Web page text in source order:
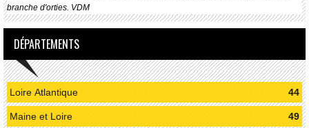
branche d'orties. VDM
DÉPARTEMENTS
Loire Atlantique 44
Maine et Loire 49